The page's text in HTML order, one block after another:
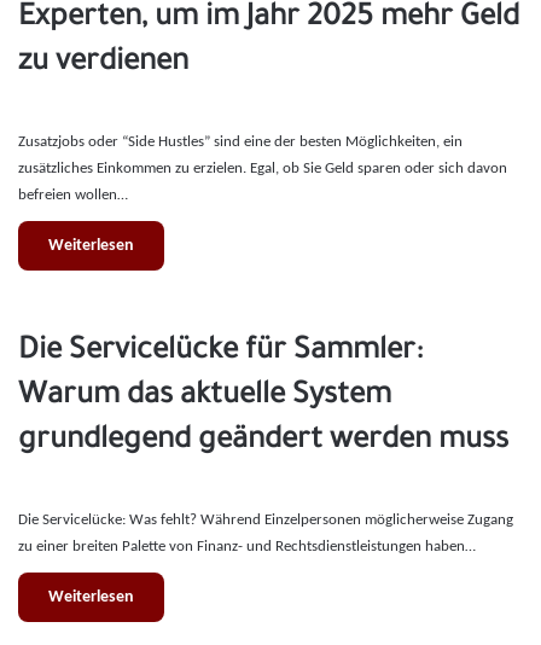
Experten, um im Jahr 2025 mehr Geld
zu verdienen
Zusatzjobs oder “Side Hustles” sind eine der besten Möglichkeiten, ein
zusätzliches Einkommen zu erzielen. Egal, ob Sie Geld sparen oder sich davon
befreien wollen…
Weiterlesen
Die Servicelücke für Sammler:
Warum das aktuelle System
grundlegend geändert werden muss
Die Servicelücke: Was fehlt? Während Einzelpersonen möglicherweise Zugang
zu einer breiten Palette von Finanz- und Rechtsdienstleistungen haben…
Weiterlesen